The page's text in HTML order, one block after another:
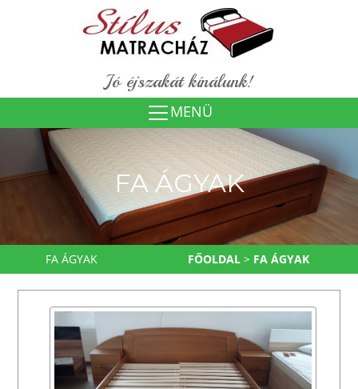
Jó éjszakát kínálunk!
MENÜ
FA ÁGYAK
FA ÁGYAK FŐOLDAL > FA ÁGYAK